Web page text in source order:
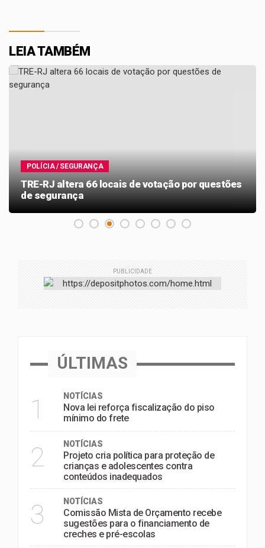
LEIA TAMBÉM
POLÍCIA / SEGURANÇA
TRE-RJ altera 66 locais de votação por questões
de segurança
PUBLICIDADE
ÚLTIMAS
1 NOTÍCIAS
Nova lei reforça fiscalização do piso
mínimo do frete
2 NOTÍCIAS
Projeto cria política para proteção de
crianças e adolescentes contra
conteúdos inadequados
3 NOTÍCIAS
Comissão Mista de Orçamento recebe
sugestões para o financiamento de
creches e pré-escolas